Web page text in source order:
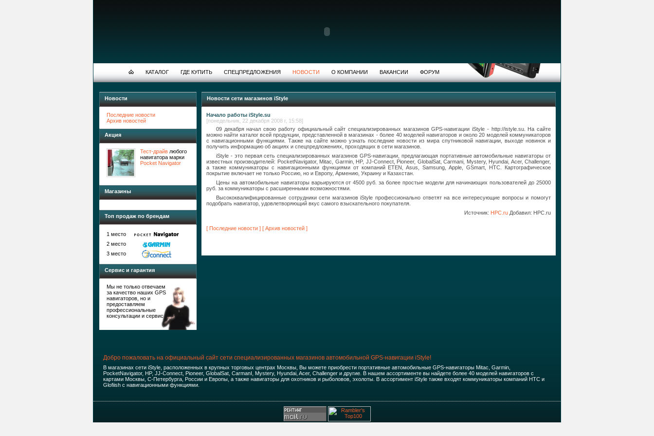
КАТАЛОГ ГДЕ КУПИТЬ СПЕЦПРЕДЛОЖЕНИЯ НОВОСТИ О КОМПАНИИ ВАКАНСИИ ФОРУМ
Новости
Последние новости
Архив новостей
Акция
Тест-драйв любого
навигатора марки
Pocket Navigator
Магазины
Топ продаж по брендам
1 место
2 место
3 место
Сервис и гарантия
Мы не только отвечаем
за качество наших GPS
навигаторов, но и
предоставляем
профессиональные
консультации и сервис
Новости сети магазинов iStyle
Начало работы iStyle.su
[понедельник, 22 декабря 2008 г, 15:58]
09 декабря начал свою работу официальный сайт специализированных магазинов GPS-навигации iStyle - http://istyle.su. На сайте
можно найти каталог всей продукции, представленной в магазинах - более 40 моделей навигаторов и около 20 моделей коммуникаторов
с навигационными функциями. Также на сайте можно узнать последние новости из мира спутниковой навигации, выходе новинок и
получить информацию об акциях и спецпредложениях, проходящих в сети магазинов.
iStyle - это первая сеть специализированных магазинов GPS-навигации, предлагающая портативные автомобильные навигаторы от
известных производителей: PocketNavigator, Mitac, Garmin, HP, JJ-Connect, Pioneer, GlobalSat, Carmani, Mystery, Hyundai, Acer, Challenger,
а также коммуникаторы с навигационными функциями от компаний ETEN, Asus, Samsung, Apple, GSmart, HTC. Картографическое
покрытие включает не только Россию, но и Европу, Армению, Украину и Казахстан.
Цены на автомобильные навигаторы варьируются от 4500 руб. за более простые модели для начинающих пользователей до 25000
руб. за коммуникаторы с расширенными возможностями.
Высококвалифицированные сотрудники сети магазинов iStyle профессионально ответят на все интересующие вопросы и помогут
подобрать навигатор, удовлетворяющий вкус самого взыскательного покупателя.
Источник: HPC.ru Добавил: HPC.ru
[ Последние новости ] [ Архив новостей ]
Добро пожаловать на официальный сайт сети специализированных магазинов автомобильной GPS-навигации iStyle!
В магазинах сети iStyle, расположенных в крупных торговых центрах Москвы, Вы можете приобрести портативные автомобильные GPS-навигаторы Mitac, Garmin,
PocketNavigator, HP, JJ-Connect, Pioneer, GlobalSat, CarmanI, Mystery, Hyundai, Acer, Challenger и другие. В нашем ассортименте вы найдете более 40 моделей навигаторов с
картами Москвы, С-Петербурга, России и Европы, а также навигаторы для охотников и рыболовов, эхолоты. В ассортимент iStyle также входят коммуникаторы компаний HTC и
Glofiish с навигационными функциями.